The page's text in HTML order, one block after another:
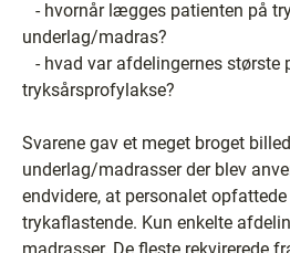
- hvornår lægges patienten på
underlag/madras?
- hvad var afdelingernes største
tryksårsprofylakse?
Svarene gav et meget broget
underlag/madrasser der blev
endvidere, at personalet
trykaflastende. Kun enkelte